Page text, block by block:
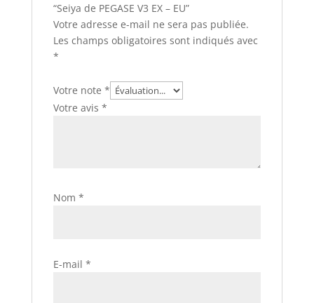
“Seiya de PEGASE V3 EX – EU”
Votre adresse e-mail ne sera pas publiée.
Les champs obligatoires sont indiqués avec
*
Votre note *
Votre avis *
Nom *
E-mail *